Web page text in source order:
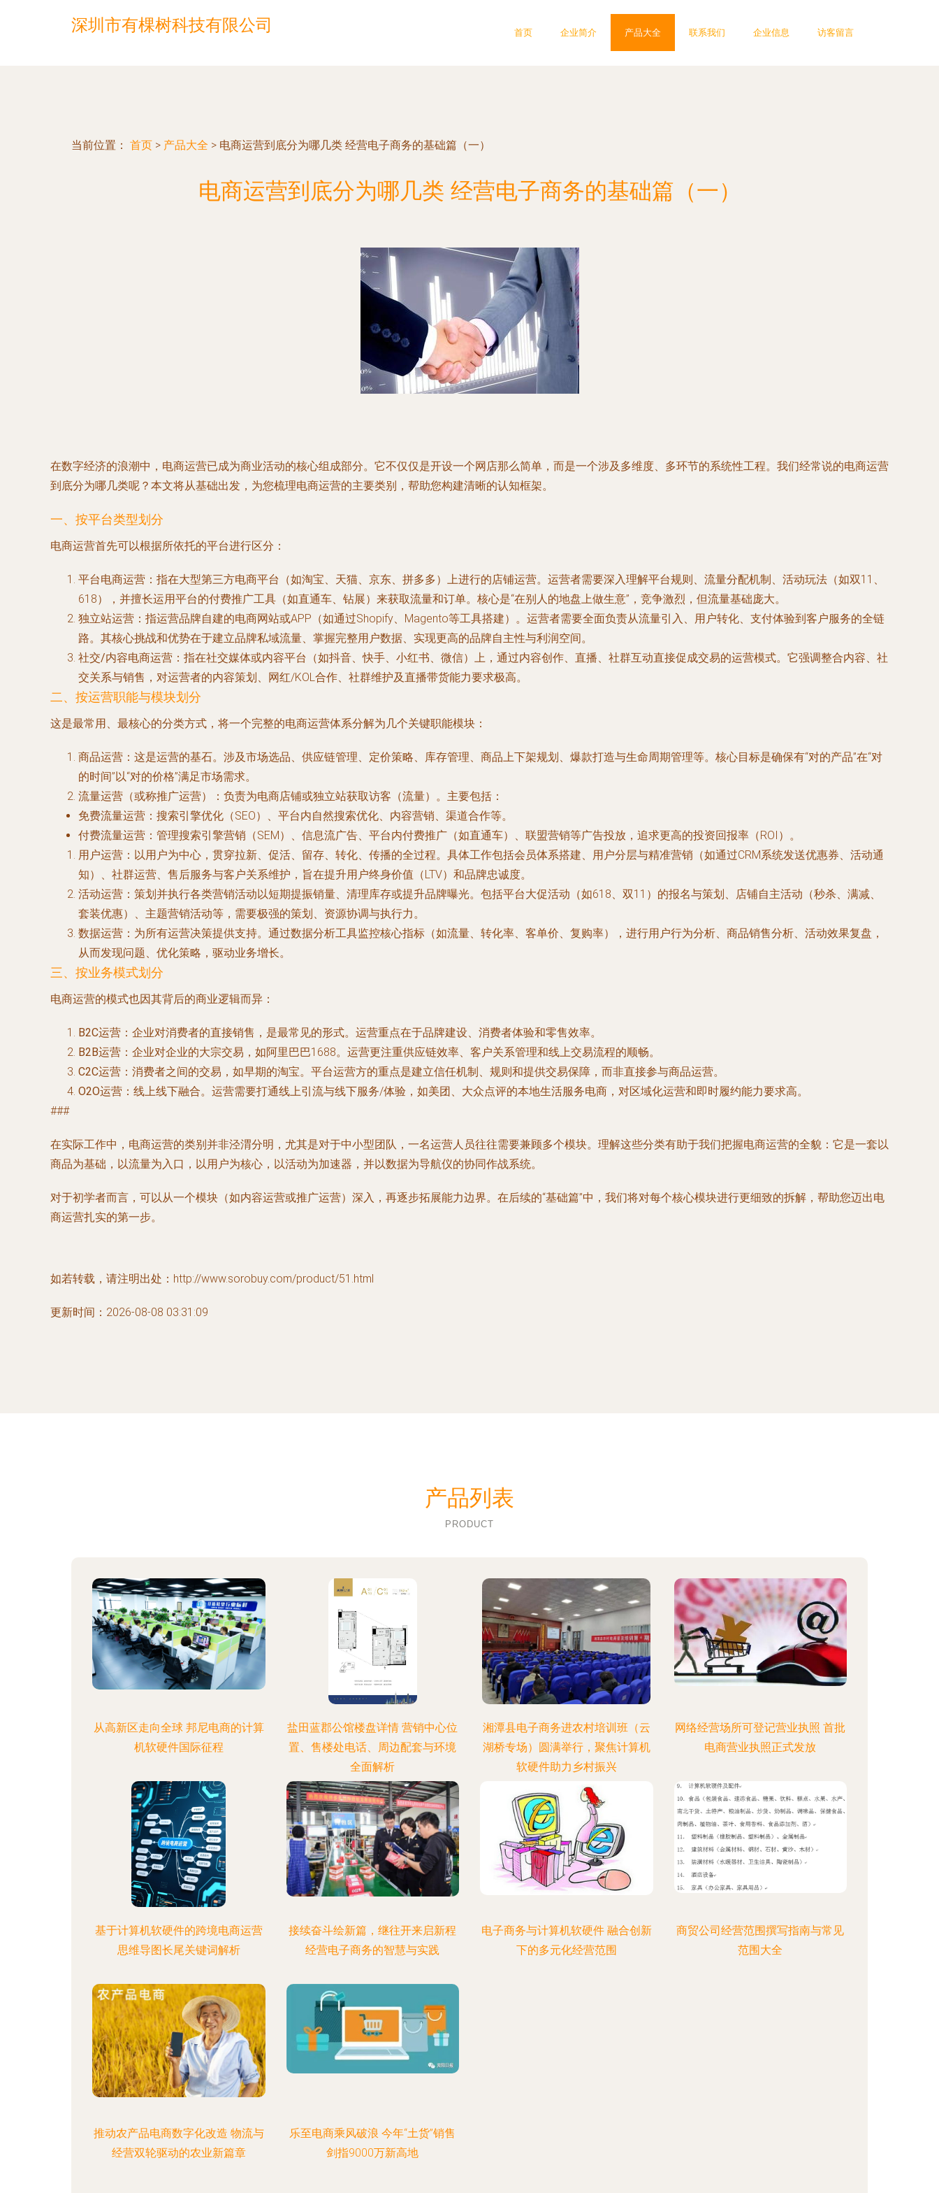
深圳市有棵树科技有限公司 首页 企业简介 产品大全 联系我们 企业信息 访客留言
当前位置： 首页 > 产品大全 > 电商运营到底分为哪几类 经营电子商务的基础篇（一）
电商运营到底分为哪几类 经营电子商务的基础篇（一）
在数字经济的浪潮中，电商运营已成为商业活动的核心组成部分。它不仅仅是开设一个网店那么简单，而是一个涉及多维度、多环节的系统性工程。我们经常说的电商运营
到底分为哪几类呢？本文将从基础出发，为您梳理电商运营的主要类别，帮助您构建清晰的认知框架。
一、按平台类型划分
电商运营首先可以根据所依托的平台进行区分：
平台电商运营 ：指在大型第三方电商平台（如淘宝、天猫、京东、拼多多）上进行的店铺运营。运营者需要深入理解平台规则、流量分配机制、活动玩法（如双11、
618），并擅长运用平台的付费推广工具（如直通车、钻展）来获取流量和订单。核心是“在别人的地盘上做生意”，竞争激烈，但流量基础庞大。
独立站运营 ：指运营品牌自建的电商网站或APP（如通过Shopify、Magento等工具搭建）。运营者需要全面负责从流量引入、用户转化、支付体验到客户服务的全链
路。其核心挑战和优势在于建立品牌私域流量、掌握完整用户数据、实现更高的品牌自主性与利润空间。
社交/内容电商运营 ：指在社交媒体或内容平台（如抖音、快手、小红书、微信）上，通过内容创作、直播、社群互动直接促成交易的运营模式。它强调整合内容、社
交关系与销售，对运营者的内容策划、网红/KOL合作、社群维护及直播带货能力要求极高。
二、按运营职能与模块划分
这是最常用、最核心的分类方式，将一个完整的电商运营体系分解为几个关键职能模块：
商品运营 ：这是运营的基石。涉及市场选品、供应链管理、定价策略、库存管理、商品上下架规划、爆款打造与生命周期管理等。核心目标是确保有“对的产品”在“对
的时间”以“对的价格”满足市场需求。
流量运营（或称推广运营）
：负责为电商店铺或独立站获取访客（流量）。主要包括：
免费流量运营 ：搜索引擎优化（SEO）、平台内自然搜索优化、内容营销、渠道合作等。
付费流量运营 ：管理搜索引擎营销（SEM）、信息流广告、平台内付费推广（如直通车）、联盟营销等广告投放，追求更高的投资回报率（ROI）。
用户运营 ：以用户为中心，贯穿拉新、促活、留存、转化、传播的全过程。具体工作包括会员体系搭建、用户分层与精准营销（如通过CRM系统发送优惠券、活动通
知）、社群运营、售后服务与客户关系维护，旨在提升用户终身价值（LTV）和品牌忠诚度。
活动运营 ：策划并执行各类营销活动以短期提振销量、清理库存或提升品牌曝光。包括平台大促活动（如618、双11）的报名与策划、店铺自主活动（秒杀、满减、
套装优惠）、主题营销活动等，需要极强的策划、资源协调与执行力。
数据运营 ：为所有运营决策提供支持。通过数据分析工具监控核心指标（如流量、转化率、客单价、复购率），进行用户行为分析、商品销售分析、活动效果复盘，
从而发现问题、优化策略，驱动业务增长。
三、按业务模式划分
电商运营的模式也因其背后的商业逻辑而异：
B2C运营 ：企业对消费者的直接销售，是最常见的形式。运营重点在于品牌建设、消费者体验和零售效率。
B2B运营 ：企业对企业的大宗交易，如阿里巴巴1688。运营更注重供应链效率、客户关系管理和线上交易流程的顺畅。
C2C运营 ：消费者之间的交易，如早期的淘宝。平台运营方的重点是建立信任机制、规则和提供交易保障，而非直接参与商品运营。
O2O运营 ：线上线下融合。运营需要打通线上引流与线下服务/体验，如美团、大众点评的本地生活服务电商，对区域化运营和即时履约能力要求高。
###
在实际工作中，电商运营的类别并非泾渭分明，尤其是对于中小型团队，一名运营人员往往需要兼顾多个模块。理解这些分类有助于我们把握电商运营的全貌：它是一套以
商品为基础，以流量为入口，以用户为核心，以活动为加速器，并以数据为导航仪的协同作战系统。
对于初学者而言，可以从一个模块（如内容运营或推广运营）深入，再逐步拓展能力边界。在后续的“基础篇”中，我们将对每个核心模块进行更细致的拆解，帮助您迈出电
商运营扎实的第一步。
如若转载，请注明出处：http://www.sorobuy.com/product/51.html
更新时间：2026-08-08 03:31:09
产品列表
PRODUCT
从高新区走向全球 邦尼电商的计算
机软硬件国际征程
盐田蓝郡公馆楼盘详情 营销中心位
置、售楼处电话、周边配套与环境
全面解析
湘潭县电子商务进农村培训班（云
湖桥专场）圆满举行，聚焦计算机
软硬件助力乡村振兴
网络经营场所可登记营业执照 首批
电商营业执照正式发放
基于计算机软硬件的跨境电商运营
思维导图长尾关键词解析
接续奋斗绘新篇，继往开来启新程
经营电子商务的智慧与实践
电子商务与计算机软硬件 融合创新
下的多元化经营范围
商贸公司经营范围撰写指南与常见
范围大全
推动农产品电商数字化改造 物流与
经营双轮驱动的农业新篇章
乐至电商乘风破浪 今年“土货”销售
剑指9000万新高地